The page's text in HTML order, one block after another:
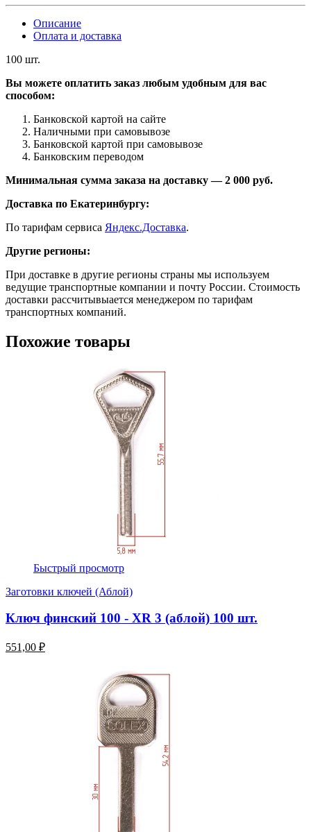
Описание
Оплата и доставка
100 шт.
Вы можете оплатить заказ любым удобным для вас
способом:
Банковской картой на сайте
Наличными при самовывозе
Банковской картой при самовывозе
Банковским переводом
Минимальная сумма заказа на доставку — 2 000 руб.
Доставка по Екатеринбургу:
По тарифам сервиса Яндекс.Доставка.
Другие регионы:
При доставке в другие регионы страны мы используем
ведущие транспортные компании и почту России. Стоимость
доставки рассчитывыается менеджером по тарифам
транспортных компаний.
Похожие товары
Быстрый просмотр
Заготовки ключей (Аблой)
Ключ финский 100 - XR 3 (аблой) 100 шт.
551,00 ₽